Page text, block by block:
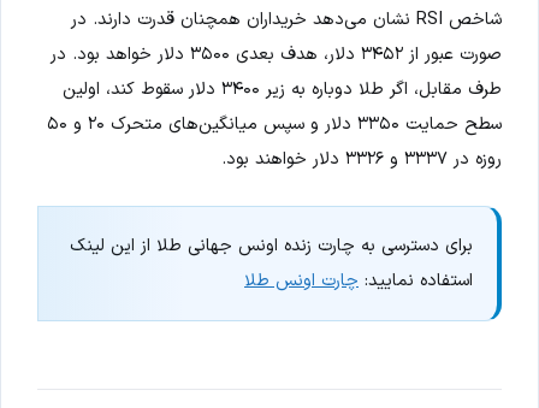
شاخص RSI نشان می‌دهد خریداران همچنان قدرت دارند. در
صورت عبور از ۳۴۵۲ دلار، هدف بعدی ۳۵۰۰ دلار خواهد بود. در
طرف مقابل، اگر طلا دوباره به زیر ۳۴۰۰ دلار سقوط کند، اولین
سطح حمایت ۳۳۵۰ دلار و سپس میانگین‌های متحرک ۲۰ و ۵۰
روزه در ۳۳۳۷ و ۳۳۲۶ دلار خواهند بود.
برای دسترسی به چارت زنده اونس جهانی طلا از این لینک
استفاده نمایید: چارت اونس طلا